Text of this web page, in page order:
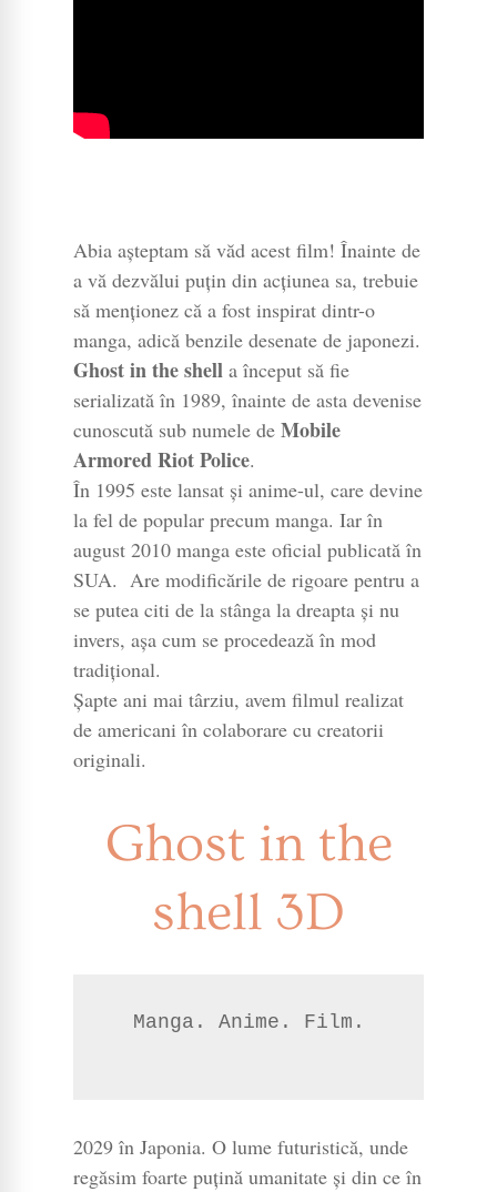
Abia așteptam să văd acest film! Înainte de
a vă dezvălui puțin din acțiunea sa, trebuie
să menționez că a fost inspirat dintr-o
manga, adică benzile desenate de japonezi.
Ghost in the shell a început să fie
serializată în 1989, înainte de asta devenise
cunoscută sub numele de Mobile
Armored Riot Police.
În 1995 este lansat și anime-ul, care devine
la fel de popular precum manga. Iar în
august 2010 manga este oficial publicată în
SUA. Are modificările de rigoare pentru a
se putea citi de la stânga la dreapta și nu
invers, așa cum se procedează în mod
tradițional.
Șapte ani mai târziu, avem filmul realizat
de americani în colaborare cu creatorii
originali.
Ghost in the
shell 3D
Manga. Anime. Film.
2029 în Japonia. O lume futuristică, unde
regăsim foarte puțină umanitate și din ce în